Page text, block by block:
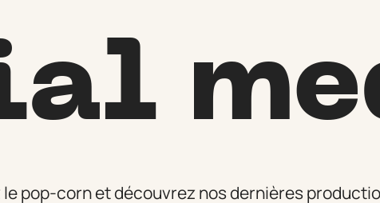
pop-corn et découvrez nos dernières